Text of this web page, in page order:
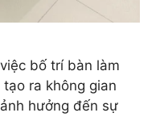
bố trí bàn làm
ra không gian
hưởng đến sự